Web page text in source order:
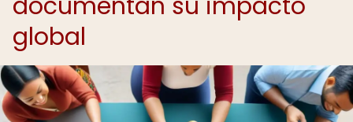
global